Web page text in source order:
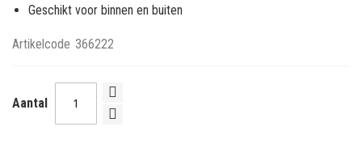
Geschikt voor binnen en buiten
Artikelcode 366222
Aantal